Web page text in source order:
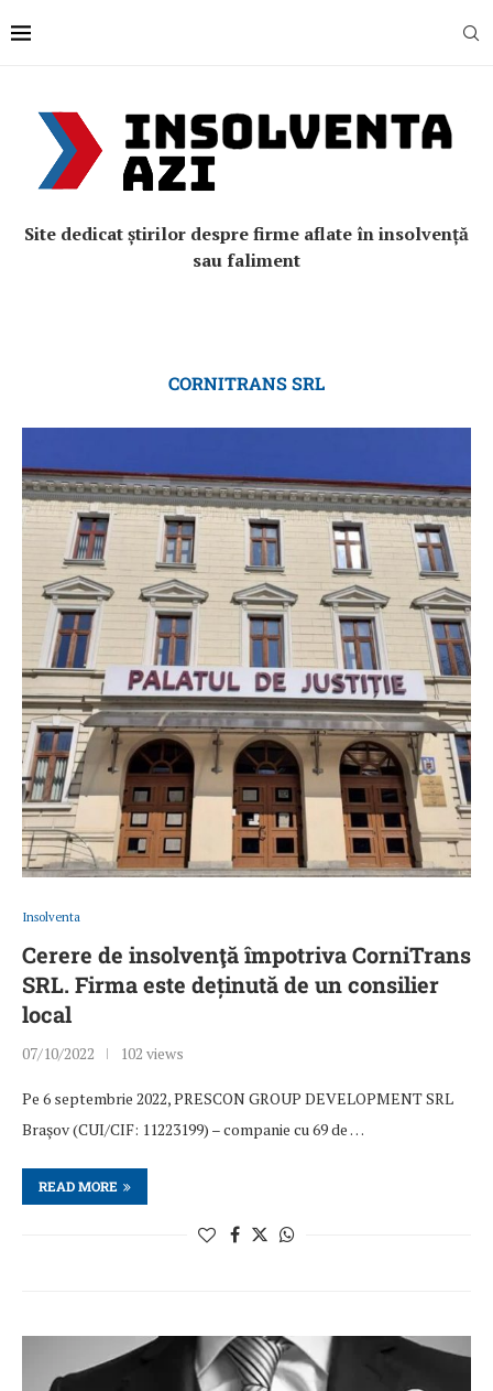
Site dedicat știrilor despre firme aflate în insolvență
sau faliment
CORNITRANS SRL
Insolventa
Cerere de insolvenţă împotriva CorniTrans
SRL. Firma este deținută de un consilier
local
07/10/2022 102 views
Pe 6 septembrie 2022, PRESCON GROUP DEVELOPMENT SRL
Braşov (CUI/CIF: 11223199) – companie cu 69 de …
READ MORE